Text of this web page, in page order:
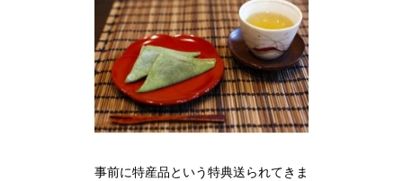
事前に特産品という特典送られてきま